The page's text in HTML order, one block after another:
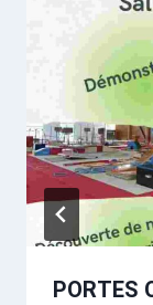
PORTES